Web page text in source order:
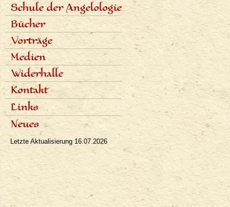
<none>
Schule der Angelologie
Inhalt der Schule
Lektoren
Sieben Stufen
Termine und Anmeldungen
Fotogalerie
Bücher
Angelologie der Geschichte
Sieben Erzengel
Vorträge
Zeitplan der Vorträge
Aufnahmen der Vorträge
Medien
Fachartikel
Populäre Artikel
Presseinterviews
Rundfunk
Fernsehen
Bibliographie
Widerhalle
Dialoge
Rezensionen
Kontakt
Links
Neues
Letzte Aktualisierung 16.07.2026